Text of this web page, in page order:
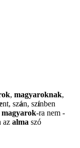
, magyaroknak,
nt, szán, színben
magyarok-ra nem -
az alma szó